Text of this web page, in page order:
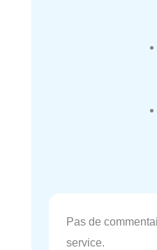
Pas de
service.